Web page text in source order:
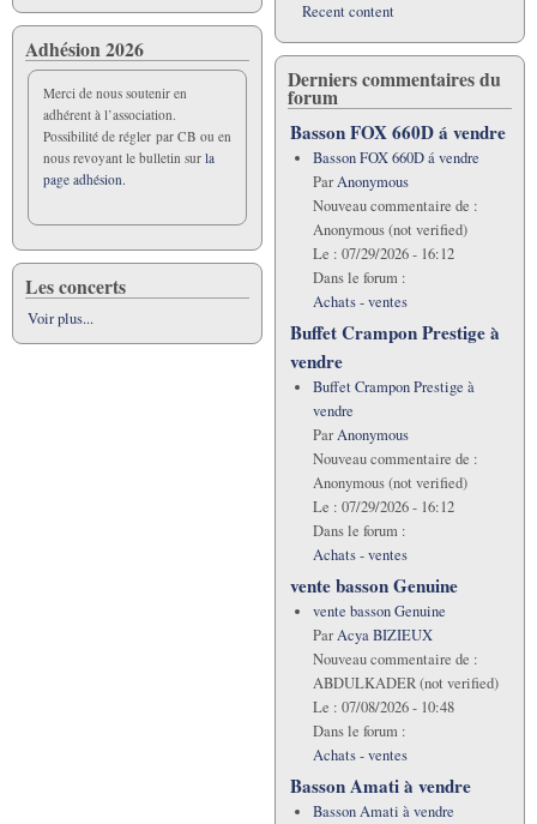
Adhésion 2026
Merci de nous soutenir en
adhérent à l’association.
Possibilité de régler par CB ou en
nous revoyant le bulletin sur la
page adhésion.
Les concerts
Voir plus...
Recent content
Derniers commentaires du
forum
Basson FOX 660D á vendre
Basson FOX 660D á vendre
ParAnonymous
Nouveau commentaire de :
Anonymous (not verified)
Le : 07/29/2026 - 16:12
Dans le forum :
Achats - ventes
Buffet Crampon Prestige à
vendre
Buffet Crampon Prestige à
vendre
ParAnonymous
Nouveau commentaire de :
Anonymous (not verified)
Le : 07/29/2026 - 16:12
Dans le forum :
Achats - ventes
vente basson Genuine
vente basson Genuine
ParAcya BIZIEUX
Nouveau commentaire de :
ABDULKADER (not verified)
Le : 07/08/2026 - 10:48
Dans le forum :
Achats - ventes
Basson Amati à vendre
Basson Amati à vendre